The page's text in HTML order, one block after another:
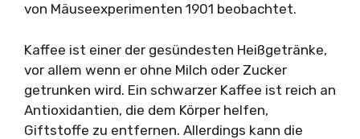
von Mäuseexperimenten 1901 beobachtet.
Kaffee ist einer der gesündesten Heißgetränke,
vor allem wenn er ohne Milch oder Zucker
getrunken wird. Ein schwarzer Kaffee ist reich an
Antioxidantien, die dem Körper helfen,
Giftstoffe zu entfernen. Allerdings kann die